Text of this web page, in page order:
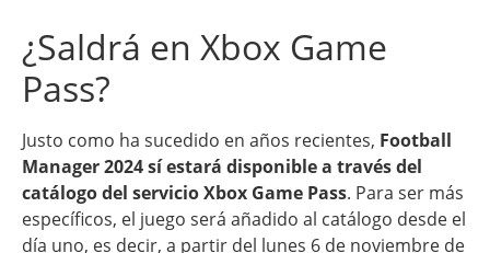
¿Saldrá en Xbox Game
Pass?
Justo como ha sucedido en años recientes, Football
Manager 2024 sí estará disponible a través del
catálogo del servicio Xbox Game Pass. Para ser más
específicos, el juego será añadido al catálogo desde el
día uno, es decir, a partir del lunes 6 de noviembre de